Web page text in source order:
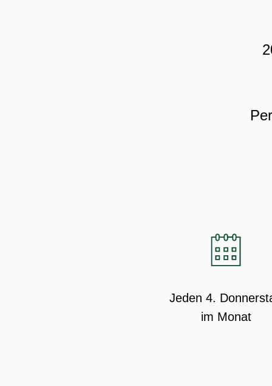
Jeden 4.
im Monat